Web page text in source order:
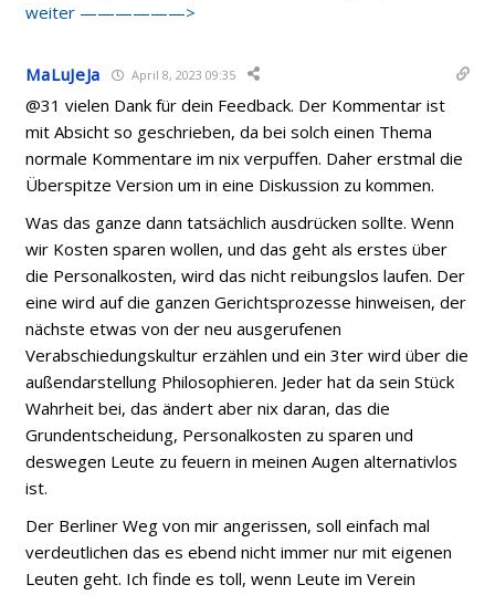
weiter ——————>
MaLuJeJa April 8, 2023 09:35
@31 vielen Dank für dein Feedback. Der Kommentar ist
mit Absicht so geschrieben, da bei solch einen Thema
normale Kommentare im nix verpuffen. Daher erstmal die
Überspitze Version um in eine Diskussion zu kommen.
Was das ganze dann tatsächlich ausdrücken sollte. Wenn
wir Kosten sparen wollen, und das geht als erstes über
die Personalkosten, wird das nicht reibungslos laufen. Der
eine wird auf die ganzen Gerichtsprozesse hinweisen, der
nächste etwas von der neu ausgerufenen
Verabschiedungskultur erzählen und ein 3ter wird über die
außendarstellung Philosophieren. Jeder hat da sein Stück
Wahrheit bei, das ändert aber nix daran, das die
Grundentscheidung, Personalkosten zu sparen und
deswegen Leute zu feuern in meinen Augen alternativlos
ist.
Der Berliner Weg von mir angerissen, soll einfach mal
verdeutlichen das es ebend nicht immer nur mit eigenen
Leuten geht. Ich finde es toll, wenn Leute im Verein